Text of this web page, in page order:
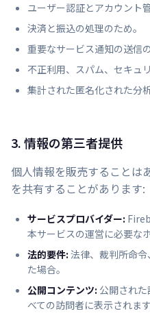
ユーザー認証とアカウント
決済と振込の処理のため。
重要なサービス通知の送信の
不正利用、スパム、セキュ
集計された匿名化された分
3. 情報の第三者提供
個人情報を販売することは
を共有することがあります:
サービスプロバイダー:
本サービスの運営に必要な
法的要件: 法律、裁判所命
た場合。
公開コンテンツ: 公開され
べての訪問者に表示されます